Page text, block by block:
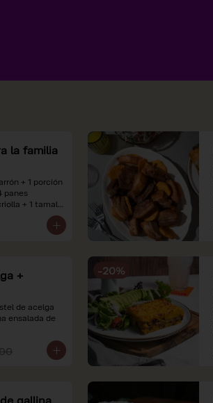
la familia
+ 1 porción
panes
+ 1 tamal
de naranja.
referenciales.
+
de acelga
ensalada de
-20%
gallina